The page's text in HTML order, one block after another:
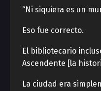
“Ni siquiera es un
Eso fue correcto.
El bibliotecario
Ascendente [la
La ciudad era